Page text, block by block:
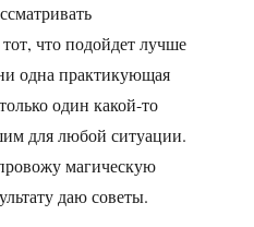
что подойдет лучше
одна практикующая
один какой-то
для любой ситуации.
магическую
даю советы.